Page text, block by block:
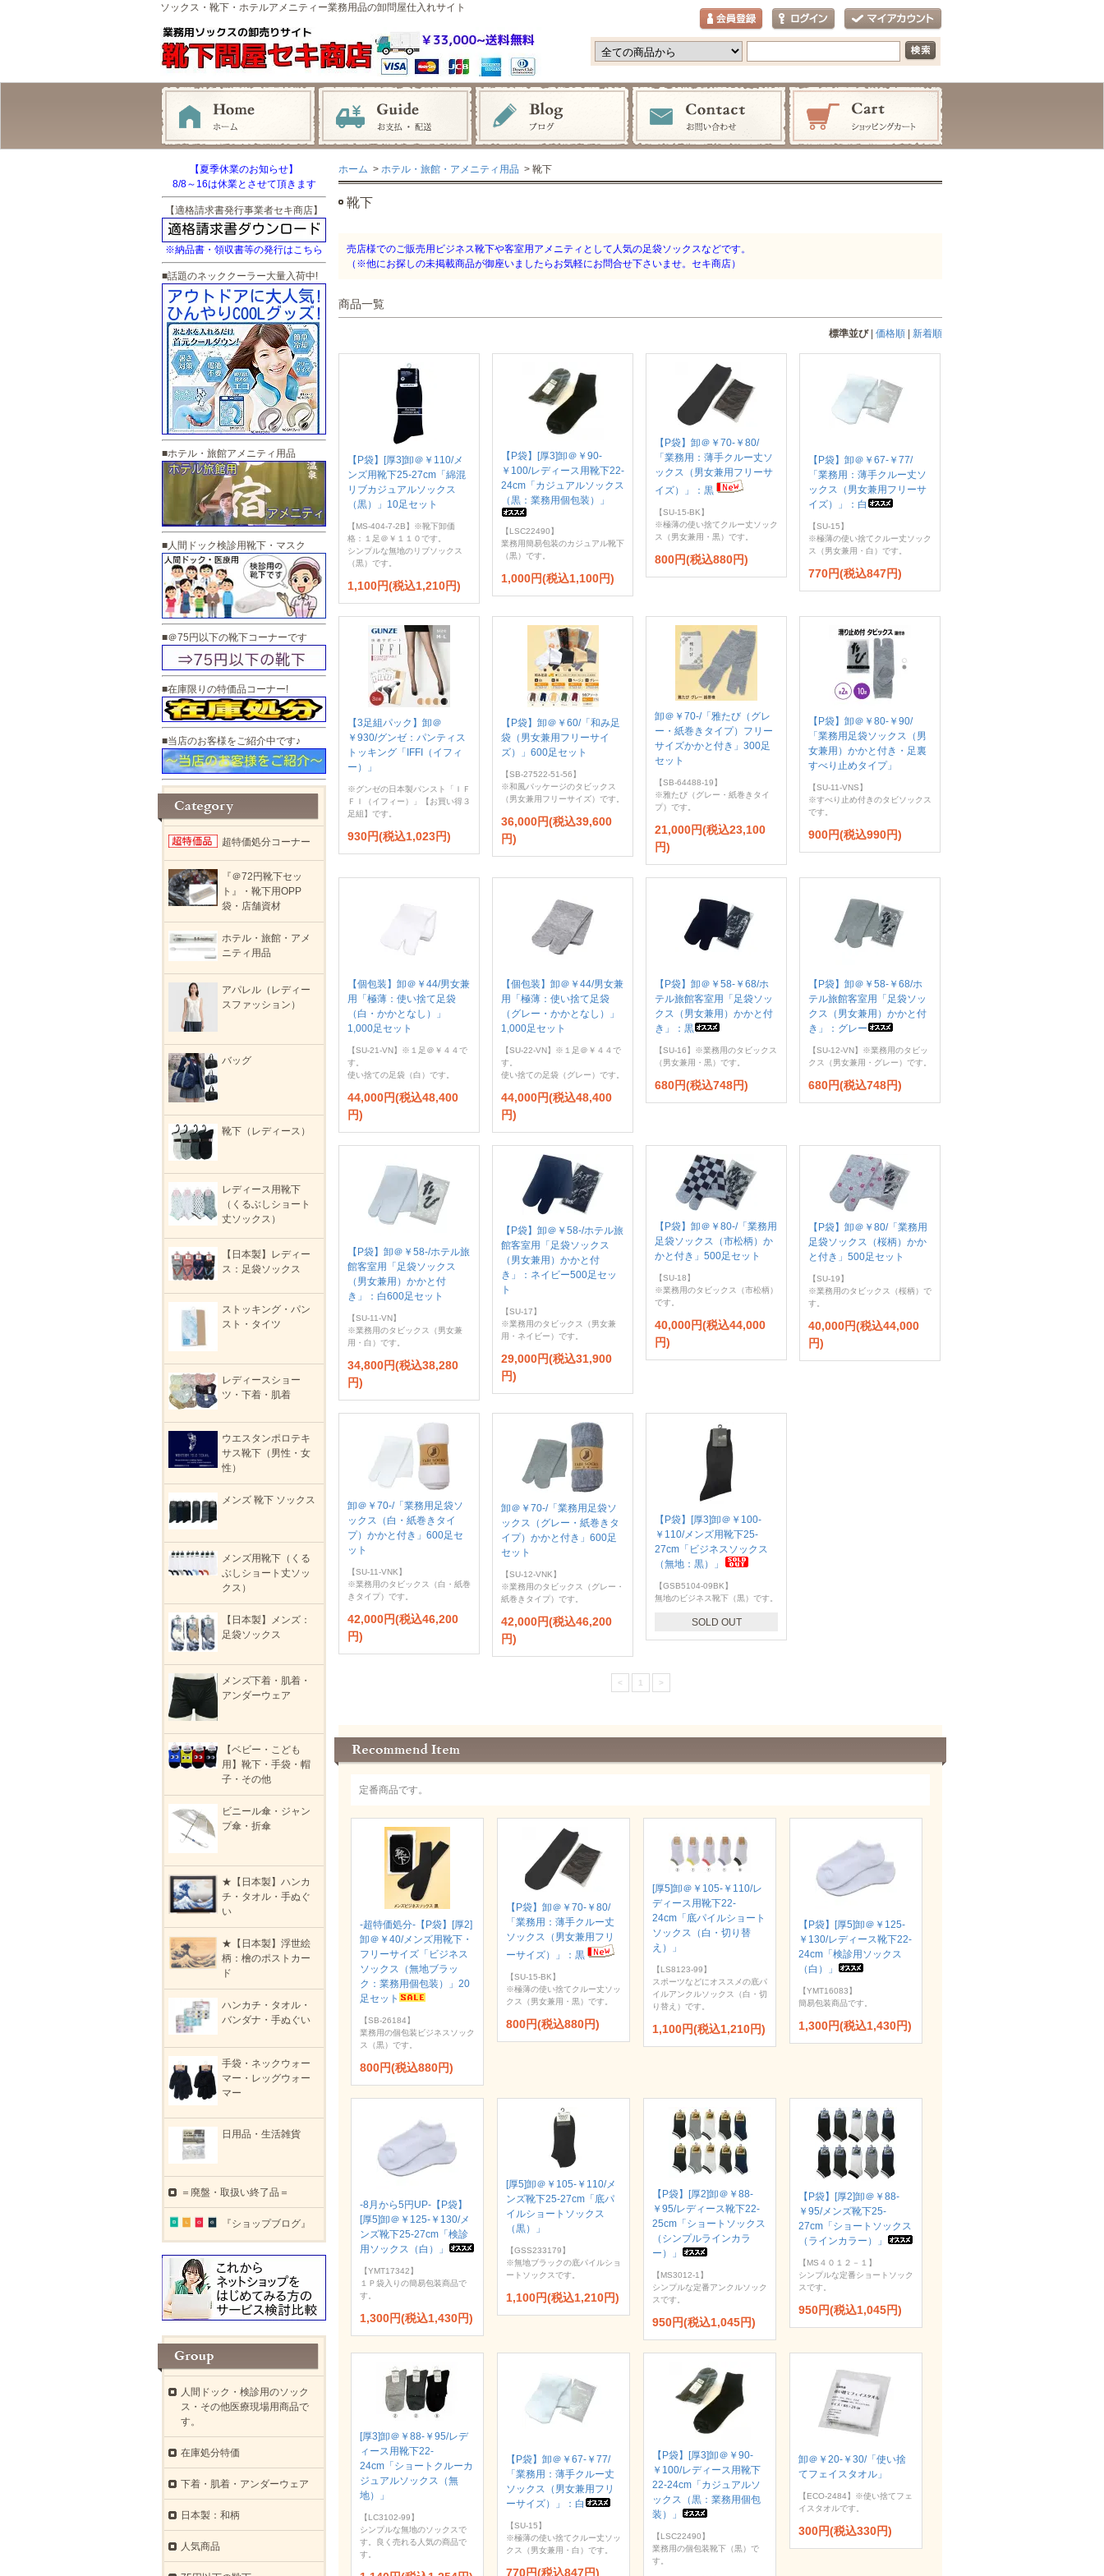
ソックス・靴下・ホテルアメニティー業務用品の卸問屋仕入れサイト
ホーム > ホテル・旅館・アメニティ用品 > 靴下
靴下
売店様でのご販売用ビジネス靴下や客室用アメニティとして人気の足袋ソックスなどです。
（※他にお探しの未掲載商品が御座いましたらお気軽にお問合せ下さいませ。セキ商店）
商品一覧
標準並び| 価格順 新着順
【P袋】[厚3]卸＠￥110/メ
ンズ用靴下25-27cm「綿混
リブカジュアルソックス
（黒）」10足セット
【MS-404-7-2B】※靴下卸価
格：１足＠￥１１０です。
シンプルな無地のリブソックス
（黒）です。
1,100円(税込1,210円)
【P袋】[厚3]卸＠￥90-
￥100/レディース用靴下22-
24cm「カジュアルソックス
（黒：業務用個包装）」
【LSC22490】
業務用簡易包装のカジュアル靴下
（黒）です。
1,000円(税込1,100円)
【P袋】卸＠￥70-￥80/
「業務用：薄手クルー丈ソ
ックス（男女兼用フリーサ
イズ）」：黒
【SU-15-BK】
※極薄の使い捨てクルー丈ソック
ス（男女兼用・黒）です。
800円(税込880円)
【P袋】卸＠￥67-￥77/
「業務用：薄手クルー丈ソ
ックス（男女兼用フリーサ
イズ）」：白
【SU-15】
※極薄の使い捨てクルー丈ソック
ス（男女兼用・白）です。
770円(税込847円)
【3足組パック】卸＠
￥930/グンゼ：パンティス
トッキング「IFFI（イフィ
ー）」
※グンゼの日本製パンスト「ＩＦ
ＦＩ（イフィー）」【お買い得３
足組】です。
930円(税込1,023円)
【P袋】卸＠￥60/「和み足
袋（男女兼用フリーサイ
ズ）」600足セット
【SB-27522-51-56】
※和風パッケージのタビックス
（男女兼用フリーサイズ）です。
36,000円(税込39,600
円)
卸＠￥70-/「雅たび（グレ
ー・紙巻きタイプ）フリー
サイズかかと付き」300足
セット
【SB-64488-19】
※雅たび（グレー・紙巻きタイ
プ）です。
21,000円(税込23,100
円)
【P袋】卸＠￥80-￥90/
「業務用足袋ソックス（男
女兼用）かかと付き・足裏
すべり止めタイプ」
【SU-11-VNS】
※すべり止め付きのタビソックス
です。
900円(税込990円)
【個包装】卸＠￥44/男女兼
用「極薄：使い捨て足袋
（白・かかとなし）」
1,000足セット
【SU-21-VN】※１足＠￥４４で
す。
使い捨ての足袋（白）です。
44,000円(税込48,400
円)
【個包装】卸＠￥44/男女兼
用「極薄：使い捨て足袋
（グレー・かかとなし）」
1,000足セット
【SU-22-VN】※１足＠￥４４で
す。
使い捨ての足袋（グレー）です。
44,000円(税込48,400
円)
【P袋】卸＠￥58-￥68/ホ
テル旅館客室用「足袋ソッ
クス（男女兼用）かかと付
き」：黒
【SU-16】※業務用のタビックス
（男女兼用・黒）です。
680円(税込748円)
【P袋】卸＠￥58-￥68/ホ
テル旅館客室用「足袋ソッ
クス（男女兼用）かかと付
き」：グレー
【SU-12-VN】※業務用のタビッ
クス（男女兼用・グレー）です。
680円(税込748円)
【P袋】卸＠￥58-/ホテル旅
館客室用「足袋ソックス
（男女兼用）かかと付
き」：白600足セット
【SU-11-VN】
※業務用のタビックス（男女兼
用・白）です。
34,800円(税込38,280
円)
【P袋】卸＠￥58-/ホテル旅
館客室用「足袋ソックス
（男女兼用）かかと付
き」：ネイビー500足セッ
ト
【SU-17】
※業務用のタビックス（男女兼
用・ネイビー）です。
29,000円(税込31,900
円)
【P袋】卸＠￥80-/「業務用
足袋ソックス（市松柄）か
かと付き」500足セット
【SU-18】
※業務用のタビックス（市松柄）
です。
40,000円(税込44,000
円)
【P袋】卸＠￥80/「業務用
足袋ソックス（桜柄）かか
と付き」500足セット
【SU-19】
※業務用のタビックス（桜柄）で
す。
40,000円(税込44,000
円)
卸＠￥70-/「業務用足袋ソ
ックス（白・紙巻きタイ
プ）かかと付き」600足セ
ット
【SU-11-VNK】
※業務用のタビックス（白・紙巻
きタイプ）です。
42,000円(税込46,200
円)
卸＠￥70-/「業務用足袋ソ
ックス（グレー・紙巻きタ
イプ）かかと付き」600足
セット
【SU-12-VNK】
※業務用のタビックス（グレー・
紙巻きタイプ）です。
42,000円(税込46,200
円)
【P袋】[厚3]卸＠￥100-
￥110/メンズ用靴下25-
27cm「ビジネスソックス
（無地：黒）」
【GSB5104-09BK】
無地のビジネス靴下（黒）です。
SOLD OUT
< 1 >
定番商品です。
-超特価処分-【P袋】[厚2]
卸＠￥40/メンズ用靴下・
フリーサイズ「ビジネス
ソックス（無地ブラッ
ク：業務用個包装）」20
足セット
【SB-26184】
業務用の個包装ビジネスソック
ス（黒）です。
800円(税込880円)
【P袋】卸＠￥70-￥80/
「業務用：薄手クルー丈
ソックス（男女兼用フリ
ーサイズ）」：黒
【SU-15-BK】
※極薄の使い捨てクルー丈ソッ
クス（男女兼用・黒）です。
800円(税込880円)
[厚5]卸＠￥105-￥110/レ
ディース用靴下22-
24cm「底パイルショート
ソックス（白・切り替
え）」
【LS8123-99】
スポーツなどにオススメの底パ
イルアンクルソックス（白・切
り替え）です。
1,100円(税込1,210円)
【P袋】[厚5]卸＠￥125-
￥130/レディース靴下22-
24cm「検診用ソックス
（白）」
【YMT16083】
簡易包装商品です。
1,300円(税込1,430円)
-8月から5円UP-【P袋】
[厚5]卸＠￥125-￥130/メ
ンズ靴下25-27cm「検診
用ソックス（白）」
【YMT17342】
１Ｐ袋入りの簡易包装商品で
す。
1,300円(税込1,430円)
[厚5]卸＠￥105-￥110/メ
ンズ靴下25-27cm「底パ
イルショートソックス
（黒）」
【GSS233179】
※無地ブラックの底パイルショ
ートソックスです。
1,100円(税込1,210円)
【P袋】[厚2]卸＠￥88-
￥95/レディース靴下22-
25cm「ショートソックス
（シンプルラインカラ
ー）」
【MS3012-1】
シンプルな定番アンクルソック
スです。
950円(税込1,045円)
【P袋】[厚2]卸＠￥88-
￥95/メンズ靴下25-
27cm「ショートソックス
（ラインカラー）」
【MS４０１２－１】
シンプルな定番ショートソック
スです。
950円(税込1,045円)
[厚3]卸＠￥88-￥95/レデ
ィース用靴下22-
24cm「ショートクルーカ
ジュアルソックス（無
地）」
【LC3102-99】
シンプルな無地のソックスで
す。良く売れる人気の商品で
す。
【P袋】卸＠￥67-￥77/
「業務用：薄手クルー丈
ソックス（男女兼用フリ
ーサイズ）」：白
【SU-15】
※極薄の使い捨てクルー丈ソッ
クス（男女兼用・白）です。
770円(税込847円)
【P袋】[厚3]卸＠￥90-
￥100/レディース用靴下
22-24cm「カジュアルソ
ックス（黒：業務用個包
装）」
【LSC22490】
業務用の個包装靴下（黒）で
す。
卸＠￥20-￥30/「使い捨
てフェイスタオル」
【ECO-2484】※使い捨てフェ
イスタオルです。
300円(税込330円)
【夏季休業のお知らせ】
8/8～16は休業とさせて頂きます
【適格請求書発行事業者セキ商店】
※納品書・領収書等の発行はこちら
■話題のネッククーラー大量入荷中!
■ホテル・旅館アメニティ用品
■人間ドック検診用靴下・マスク
■＠75円以下の靴下コーナーです
■在庫限りの特価品コーナー!
■当店のお客様をご紹介中です♪
超特価処分コーナー
『＠72円靴下セッ
ト』・靴下用OPP
袋・店舗資材
ホテル・旅館・アメ
ニティ用品
アパレル（レディー
スファッション）
バッグ
靴下（レディース）
レディース用靴下
（くるぶしショート
丈ソックス）
【日本製】レディー
ス：足袋ソックス
ストッキング・パン
スト・タイツ
レディースショー
ツ・下着・肌着
ウエスタンポロテキ
サス靴下（男性・女
性）
メンズ 靴下 ソックス
メンズ用靴下（くる
ぶしショート丈ソッ
クス）
【日本製】メンズ：
足袋ソックス
メンズ下着・肌着・
アンダーウェア
【ベビー・こども
用】靴下・手袋・帽
子・その他
ビニール傘・ジャン
プ傘・折傘
★【日本製】ハンカ
チ・タオル・手ぬぐ
い
★【日本製】浮世絵
柄：檜のポストカー
ド
ハンカチ・タオル・
バンダナ・手ぬぐい
手袋・ネックウォー
マー・レッグウォー
マー
日用品・生活雑貨
＝廃盤・取扱い終了品＝
『ショップブログ』
人間ドック・検診用のソック
ス・その他医療現場用商品で
す。
在庫処分特価
下着・肌着・アンダーウェア
日本製：和柄
人気商品